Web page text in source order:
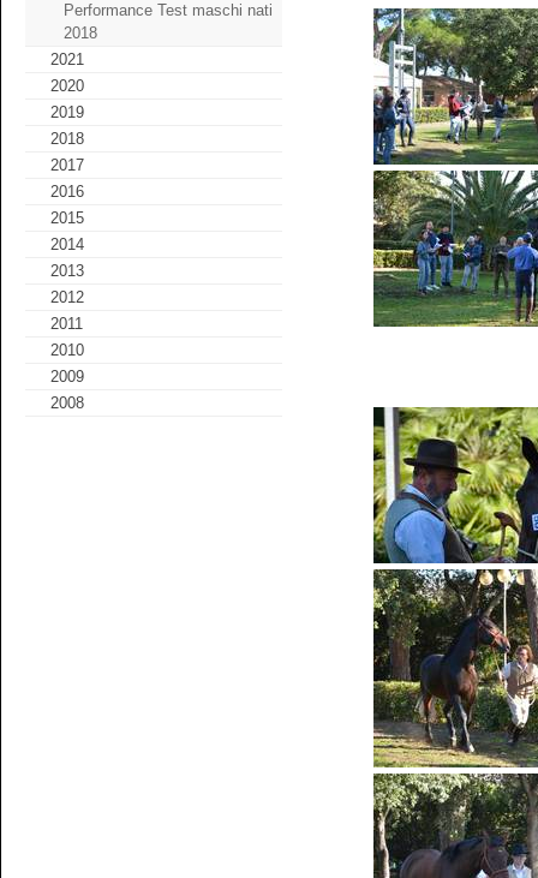
Performance Test maschi nati
2018
2021
2020
2019
2018
2017
2016
2015
2014
2013
2012
2011
2010
2009
2008